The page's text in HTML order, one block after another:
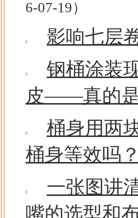
6-07-19）
影响七层
钢桶涂装
皮——真的
桶身用两
桶身等效吗
一张图讲
嘴的选型和